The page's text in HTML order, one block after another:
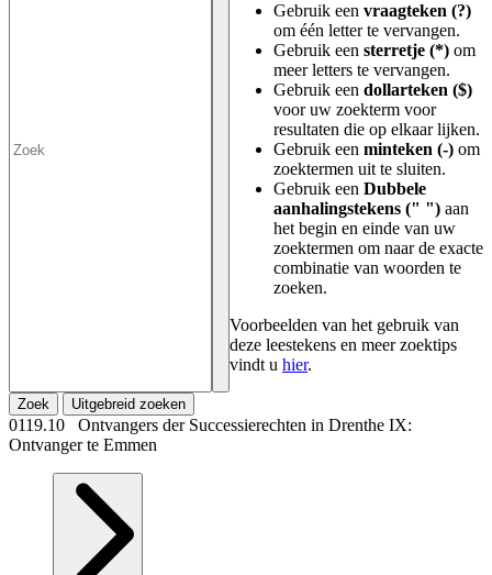
Gebruik een vraagteken (?)
om één letter te vervangen.
Gebruik een sterretje (*) om
meer letters te vervangen.
Gebruik een dollarteken ($)
voor uw zoekterm voor
resultaten die op elkaar lijken.
Gebruik een minteken (-) om
zoektermen uit te sluiten.
Gebruik een Dubbele
aanhalingstekens (" ") aan
het begin en einde van uw
zoektermen om naar de exacte
combinatie van woorden te
zoeken.
Voorbeelden van het gebruik van
deze leestekens en meer zoektips
vindt u hier.
Zoek Uitgebreid zoeken
0119.10 Ontvangers der Successierechten in Drenthe IX:
Ontvanger te Emmen